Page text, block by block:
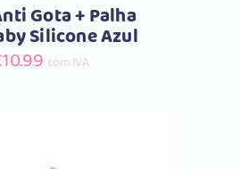
Gota + Palha
Silicone Azul
10.99 com IVA